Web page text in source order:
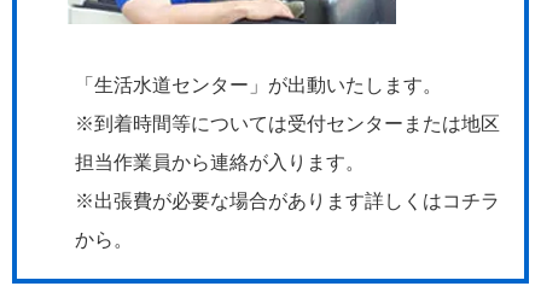
「生活水道センター」が出動いたします。
※到着時間等については受付センターまたは地区
担当作業員から連絡が入ります。
※出張費が必要な場合があります詳しくはコチラ
から。